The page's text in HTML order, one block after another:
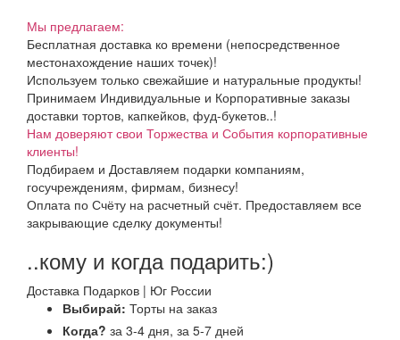
Мы предлагаем:
Бесплатная доставка ко времени (непосредственное
местонахождение наших точек)!
Используем только свежайшие и натуральные продукты!
Принимаем Индивидуальные и Корпоративные заказы
доставки тортов, капкейков, фуд-букетов..!
Нам доверяют свои Торжества и События корпоративные
клиенты!
Подбираем и Доставляем подарки компаниям,
госучреждениям, фирмам, бизнесу!
Оплата по Счёту на расчетный счёт. Предоставляем все
закрывающие сделку документы!
..кому и когда подарить:)
Доставка Подарков | Юг России
Выбирай: Торты на заказ
Когда? за 3-4 дня, за 5-7 дней